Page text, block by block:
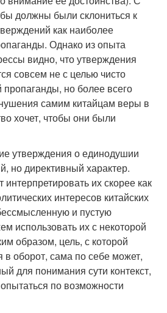
должны были склониться к
как наиболее
Однако из опыта
видно, что утверждения
совсем не с целью чисто
но более всего
самим китайцам веры в
хочет, чтобы они были
утверждения о единодушии
но директивный характер.
интерпретировать их скорее как
интересов китайских
и пустую
использовать их с некоторой
образом, цель, с которой
оборот, сама по себе может,
для понимания сути контекст,
по возможности